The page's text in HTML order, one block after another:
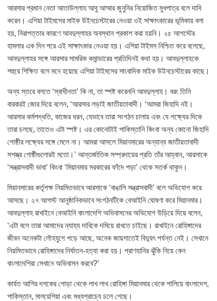
আরসার প্রধান নেতা আতাউল্লাহ আবু আম্মার জুনুনির নিয়োজিত মুখপাত্র বলে দাবি
করেন। এশিয়া টাইমসের মাইক উইনচেস্টারের নেওয়া ওই সাক্ষাৎকারের ভূমিকায় বলা
হয়, নিরাপত্তার কারণে আবদুল্লাহর অবস্থান প্রকাশ করা হয়নি। ২৫ আগস্টের
হামলার এক দিন পরে এই সাক্ষাৎকার নেওয়া হয়। এশিয়া টাইমস নিশ্চিত করে বলেছে,
আবদুল্লাহর সঙ্গে আরসার সামরিক কমান্ডারের প্রতিদিনই কথা হয়। আবদুল্লাহকে
শহুরে শিক্ষিত বলে মনে হয়েছে এশিয়া টাইমসের সাংবাদিক মাইক উইনচেস্টারের কাছে।
অন্য স্তরে বলতে ‘স্বাধীনতা’ কি না, তা স্পষ্ট করেননি আবদুল্লাহ। বরং তিনি
বারবারই জোর দিয়ে বলেন, ‘আরসার লড়াই জাতীয়তাবাদী। ‘আমরা জিহাদি নই।
আরসার কর্মপদ্ধতি, কাজের ধরন, যেভাবে তারা সংগঠন চালায় এবং যে লক্ষ্যের দিকে
তারা চলছে, তাতেও এটা স্পষ্ট। এর কোনোটাই পাকিস্তানি কিংবা অন্য কোনো জিহাদি
গোষ্ঠীর লক্ষ্যের সঙ্গে মেলে না। আমরা আসলে মিয়ানমারের অন্যান্য জাতীয়তাবাদী
সশস্ত্র গোষ্ঠীগুলোরই মতো।’ আন্তর্জাতিক সম্প্রদায়ের প্রতি তাঁর আহ্বান, আরসাকে
‘সন্ত্রাসবাদী ভাবা’ কিংবা ‘মিয়ানমার সরকারের ফাঁদে পড়া’ থেকে সতর্ক থাকুন।
মিয়ানমারের কর্তৃপক্ষ নিয়মিতভাবে আরসাকে ‘বাঙালি সন্ত্রাসবাদী’ বলে অভিযোগ করে
আসছে। ২৭ আগস্ট আনুষ্ঠানিকভাবে সংগঠনটিকে বেআইনি ঘোষণা করে মিয়ানমার।
আবদুল্লাহ রাখাইনে বেআইনি বাংলাদেশি অভিবাসনের অভিযোগ উড়িয়ে দিয়ে বলেন,
‘এটা বলে তারা আমাদের ন্যায্য দাবিকে দমিয়ে রাখতে চাইছে। রাখাইনে রোহিঙ্গাদের
জীবন অনেকটা লৌহযুগে পড়ে আছে, অনেক জায়গাতেই বিদ্যুৎ পর্যন্ত নেই। সেখানে
নিয়মিতভাবে রোহিঙ্গাদের নির্যাতন-হত্যা করা হয়। প্রাণহানির ঝুঁকি নিয়ে কেন
বাংলাদেশিরা সেখানে অভিবাসন করবে?’
কার্যত আশির দশকের গোড়া থেকে লাখ লাখ রোহিঙ্গা মিয়ানমার থেকে পালিয়ে বাংলাদেশ,
পাকিস্তান, মালয়েশিয়া এবং মধ্যপ্রাচ্যে চলে গেছে।